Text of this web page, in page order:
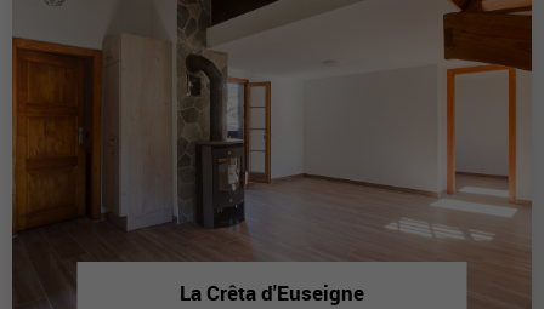
La Crêta d'Euseigne